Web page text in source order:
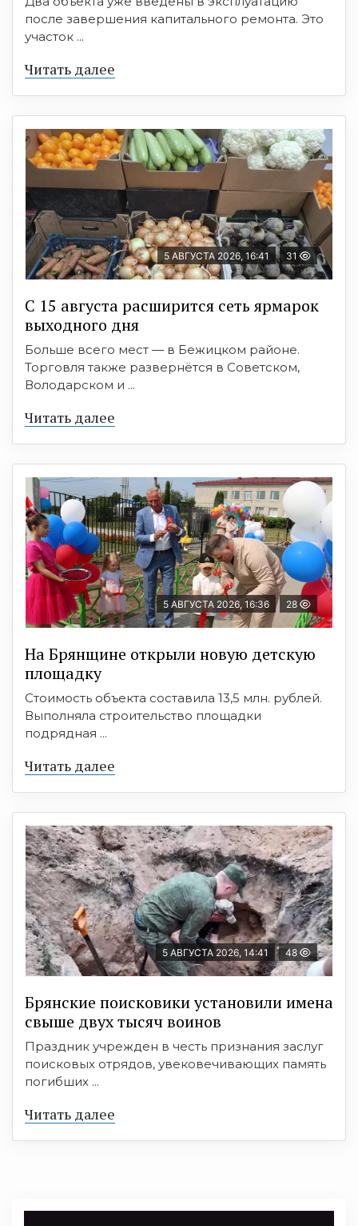
после завершения капитального ремонта. Это
участок ...
Читать далее
5 АВГУСТА 2026, 16:41 31
С 15 августа расширится сеть ярмарок
выходного дня
Больше всего мест — в Бежицком районе.
Торговля также развернётся в Советском,
Володарском и ...
Читать далее
5 АВГУСТА 2026, 16:36 28
На Брянщине открыли новую детскую
площадку
Стоимость объекта составила 13,5 млн. рублей.
Выполняла строительство площадки
подрядная ...
Читать далее
5 АВГУСТА 2026, 14:41 48
Брянские поисковики установили имена
свыше двух тысяч воинов
Праздник учрежден в честь признания заслуг
поисковых отрядов, увековечивающих память
погибших ...
Читать далее